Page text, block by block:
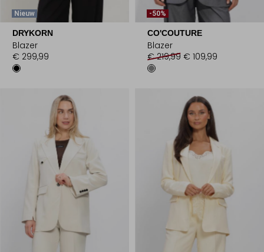
Nieuw
DRYKORN
Blazer
€ 299,99
-50%
CO'COUTURE
Blazer
€ 219,99 € 109,99